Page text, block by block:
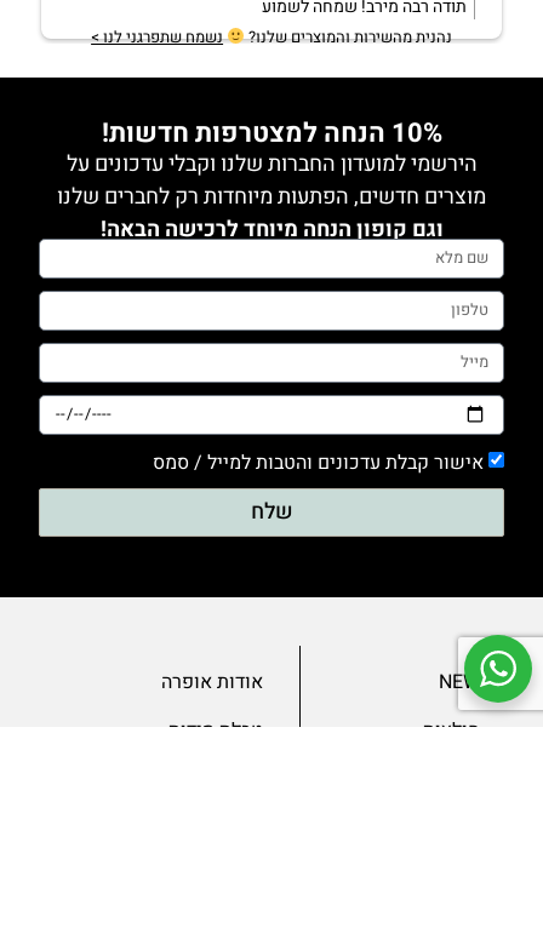
תודה רבה מירב! שמחה לשמוע
נהנית מהשירות והמוצרים שלנו? נשמח שתפרגני לנו >
10% הנחה למצטרפות חדשות!
הירשמי למועדון החברות שלנו וקבלי עדכונים על
מוצרים חדשים, הפתעות מיוחדות רק לחברים שלנו
וגם קופון הנחה מיוחד לרכישה הבאה!
אישור קבלת עדכונים והטבות למייל / סמס
שלח
NEW
חולצות
אודות אופרה
טבלת מידות